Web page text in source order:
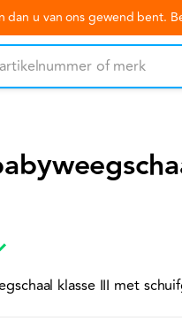
u van ons gewend bent.
klasse III met